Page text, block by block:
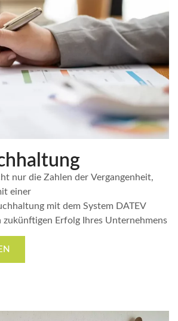
nur die Zahlen der Vergangenheit,
einer
mit dem System DATEV
Erfolg Ihres Unternehmens